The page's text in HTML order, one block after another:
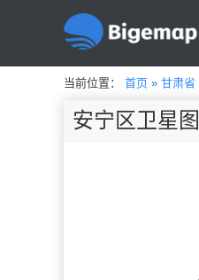
当前位置： 首页 » 甘肃省
安宁区卫星